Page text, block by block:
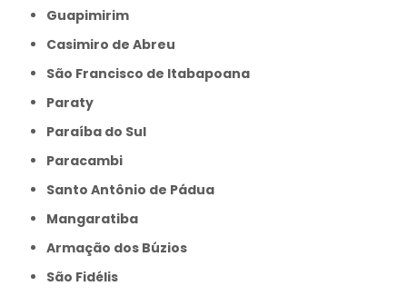
Guapimirim
Casimiro de Abreu
São Francisco de Itabapoana
Paraty
Paraíba do Sul
Paracambi
Santo Antônio de Pádua
Mangaratiba
Armação dos Búzios
São Fidélis